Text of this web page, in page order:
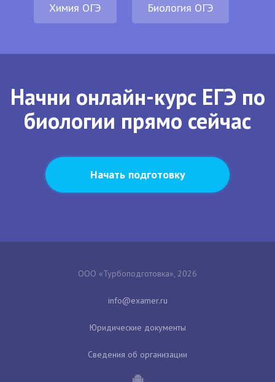
Химия ОГЭ Биология ОГЭ
Начни онлайн-курс ЕГЭ по
биологии прямо сейчас
Начать подготовку
ООО «Турбоподготовка», 2026
Юридические документы
Сведения об организации